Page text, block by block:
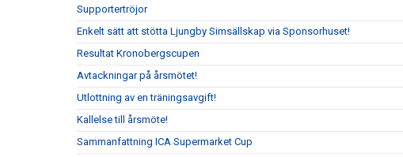
Supportertröjor
Enkelt sätt att stötta Ljungby Simsällskap via Sponsorhuset!
Resultat Kronobergscupen
Avtackningar på årsmötet!
Utlottning av en träningsavgift!
Kallelse till årsmöte!
Sammanfattning ICA Supermarket Cup